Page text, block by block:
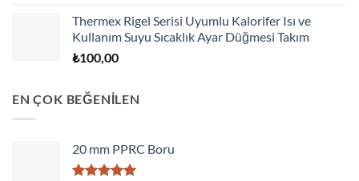
Thermex Rigel Serisi Uyumlu Kalorifer Isı ve
Kullanım Suyu Sıcaklık Ayar Düğmesi Takım
₺100,00
EN ÇOK BEĞENİLEN
20 mm PPRC Boru